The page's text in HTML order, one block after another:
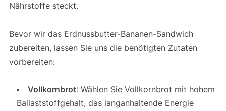
Nährstoffe steckt.
Bevor wir das Erdnussbutter-Bananen-Sandwich
zubereiten, lassen Sie uns die benötigten Zutaten
vorbereiten:
Vollkornbrot: Wählen Sie Vollkornbrot mit hohem
Ballaststoffgehalt, das langanhaltende Energie